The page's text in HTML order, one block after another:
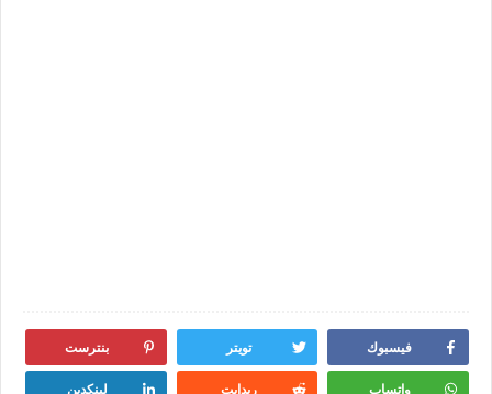
فيسبوك تويتر بنترست
واتساب ريدايت لينكدين